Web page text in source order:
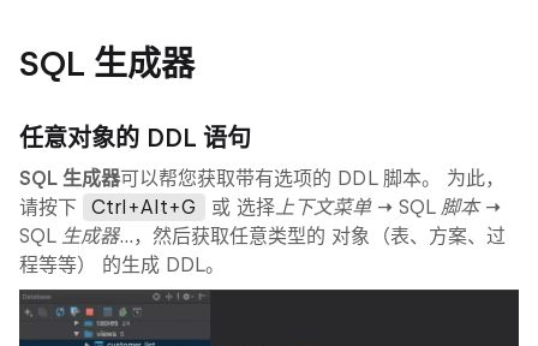
SQL 生成器
任意对象的 DDL 语句
SQL 生成器可以帮您获取带有选项的 DDL 脚本。 为此，
请按下
Ctrl+Alt+G 或 选择上下文菜单 → SQL 脚本 →
SQL 生成器… ，然后获取任意类型的 对象（表、方案、过
程等等） 的生成 DDL。